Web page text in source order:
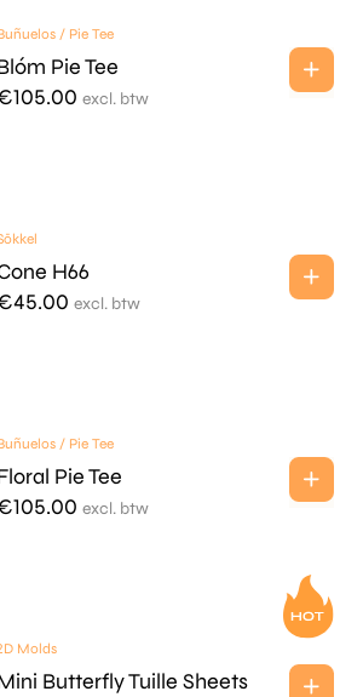
/ Pie Tee
Pie Tee
105.00 excl. btw
H66
45.00 excl. btw
/ Pie Tee
Pie Tee
105.00 excl. btw
Molds
Butterfly Tuille Sheets